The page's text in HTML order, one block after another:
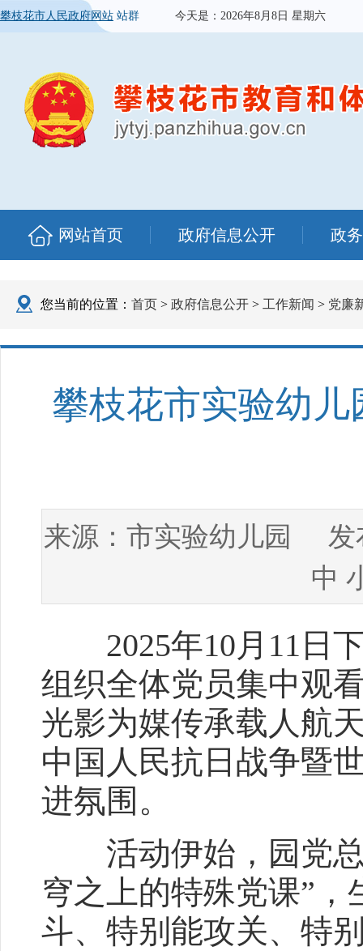
攀枝花市人民政府网站 站群 今天是： 2026年8月8日 星期六
网站首页 政府信息公开 政
您当前的位置： 首页 > 政府信息公开 > 工作新闻 > 党廉
攀枝花市实验幼
来源： 市实验幼儿园
发
中
2025年10月11日下
组织全体党员集中观
光影为媒传承载人航
中国人民抗日战争暨
进氛围。​
活动伊始，园党总
穹之上的特殊党课”
斗、特别能攻关、特